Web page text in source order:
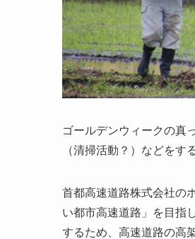
ゴールデンウィークの真
（清掃活動？）などをす
首都高速道路株式会社の
い都市高速道路」を目指
するため、高速道路の高